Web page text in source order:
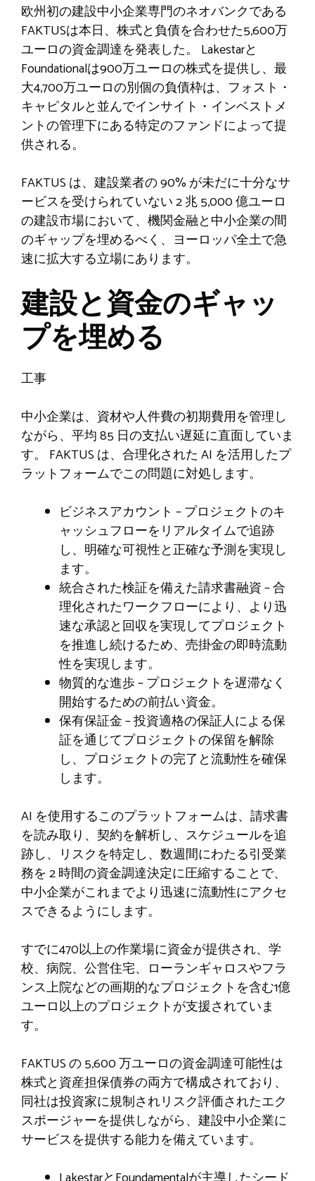
欧州初の建設中小企業専門のネオバンクである
FAKTUSは本日、株式と負債を合わせた5,600万
ユーロの資金調達を発表した。 Lakestarと
Foundationalは900万ユーロの株式を提供し、最
大4,700万ユーロの別個の負債枠は、フォスト・
キャピタルと並んでインサイト・インベストメ
ントの管理下にある特定のファンドによって提
供される。
FAKTUS は、建設業者の 90% が未だに十分なサ
ービスを受けられていない 2 兆 5,000 億ユーロ
の建設市場において、機関金融と中小企業の間
のギャップを埋めるべく、ヨーロッパ全土で急
速に拡大する立場にあります。
建設と資金のギャッ
プを埋める
工事
中小企業は、資材や人件費の初期費用を管理し
ながら、平均 85 日の支払い遅延に直面していま
す。 FAKTUS は、合理化された AI を活用したプ
ラットフォームでこの問題に対処します。
ビジネスアカウント – プロジェクトのキ
ャッシュフローをリアルタイムで追跡
し、明確な可視性と正確な予測を実現し
ます。
統合された検証を備えた請求書融資 – 合
理化されたワークフローにより、より迅
速な承認と回収を実現してプロジェクト
を推進し続けるため、売掛金の即時流動
性を実現します。
物質的な進歩 – プロジェクトを遅滞なく
開始するための前払い資金。
保有保証金 – 投資適格の保証人による保
証を通じてプロジェクトの保留を解除
し、プロジェクトの完了と流動性を確保
します。
AI を使用するこのプラットフォームは、請求書
を読み取り、契約を解析し、スケジュールを追
跡し、リスクを特定し、数週間にわたる引受業
務を 2 時間の資金調達決定に圧縮することで、
中小企業がこれまでより迅速に流動性にアクセ
スできるようにします。
すでに470以上の作業場に資金が提供され、学
校、病院、公営住宅、ローランギャロスやフラ
ンス上院などの画期的なプロジェクトを含む1億
ユーロ以上のプロジェクトが支援されていま
す。
FAKTUS の 5,600 万ユーロの資金調達可能性は
株式と資産担保債券の両方で構成されており、
同社は投資家に規制されリスク評価されたエク
スポージャーを提供しながら、建設中小企業に
サービスを提供する能力を備えています。